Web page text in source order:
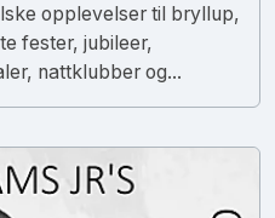
opplevelser til bryllup,
fester, jubileer,
nattklubber og...